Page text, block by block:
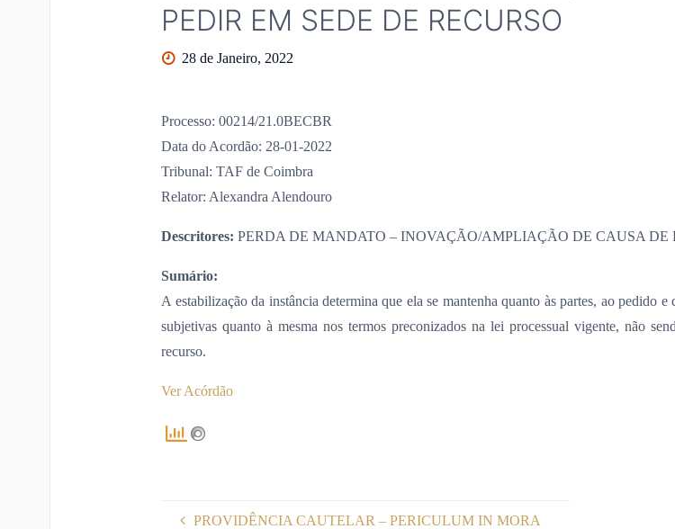
PEDIR EM SEDE DE RECURSO
28 de Janeiro, 2022
Processo: 00214/21.0BECBR
Data do Acordão: 28-01-2022
Tribunal: TAF de Coimbra
Relator: Alexandra Alendouro
Descritores: PERDA DE MANDATO – INOVAÇÃO/AMPLIAÇÃO DE CAUSA DE
Sumário:
A estabilização da instância determina que ela se mantenha quanto às partes, ao pedido
subjetivas quanto à mesma nos termos preconizados na lei processual vigente, não
recurso.
Ver Acórdão
PROVIDÊNCIA CAUTELAR – PERICULUM IN MORA